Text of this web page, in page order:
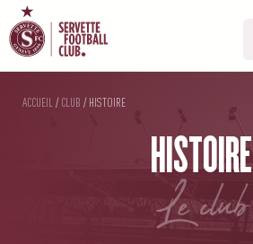
ACCUEIL /CLUB /HISTOIRE
HISTOIRE
le club